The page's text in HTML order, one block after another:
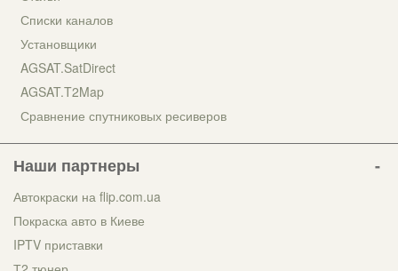
Списки каналов
Установщики
AGSAT.SatDirect
AGSAT.T2Map
Сравнение спутниковых ресиверов
Наши партнеры
Автокраски на flip.com.ua
Покраска авто в Киеве
IPTV приставки